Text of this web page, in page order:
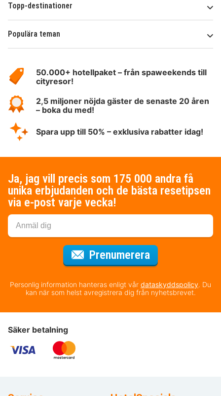
Topp-destinationer
Populära teman
HotelSpecials50.000+ hotellpaket – från spaweekends till
cityresor!
2,5 miljoner nöjda gäster de senaste 20 åren
– boka du med!
Spara upp till 50% – exklusiva rabatter idag!
Ja, jag vill precis som 175 000 andra få
unika erbjudanden och de bästa resetipsen
via e-post varje vecka!
Prenumerera
Personlig information hanteras enligt vår dataskyddspolicy. Du
kan när som helst avregistrera dig från nyhetsbrevet.
Säker betalning